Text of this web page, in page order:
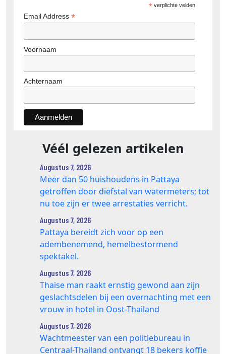
*verplichte velden
Email Address *
Voornaam
Achternaam
Véél gelezen artikelen
Augustus 7, 2026
Meer dan 50 huishoudens in Pattaya
getroffen door diefstal van watermeters; tot
nu toe zijn er twee arrestaties verricht.
Augustus 7, 2026
Pattaya bereidt zich voor op een
adembenemend, hemelbestormend
spektakel.
Augustus 7, 2026
Thaise man raakt ernstig gewond aan zijn
geslachtsdelen bij een overnachting met een
vrouw in hotel in Oost-Thailand
Augustus 7, 2026
Wachtmeester van een politiebureau in
Centraal-Thailand ontvangt 18 bekers koffie